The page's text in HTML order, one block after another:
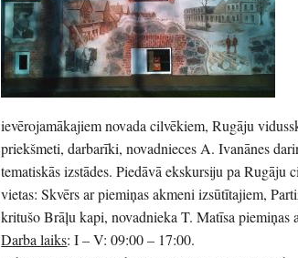
ievērojamākajiem novada cilvēkiem, Rugāju
priekšmeti, darbarīki, novadnieces A. Ivanānes
tematiskās izstādes. Piedāvā ekskursiju pa Rugāju
vietas: Skvērs ar piemiņas akmeni izsūtītajiem,
kritušo Brāļu kapi, novadnieka T. Matīsa piemiņas
Darba laiks: I – V: 09:00 – 17:00.